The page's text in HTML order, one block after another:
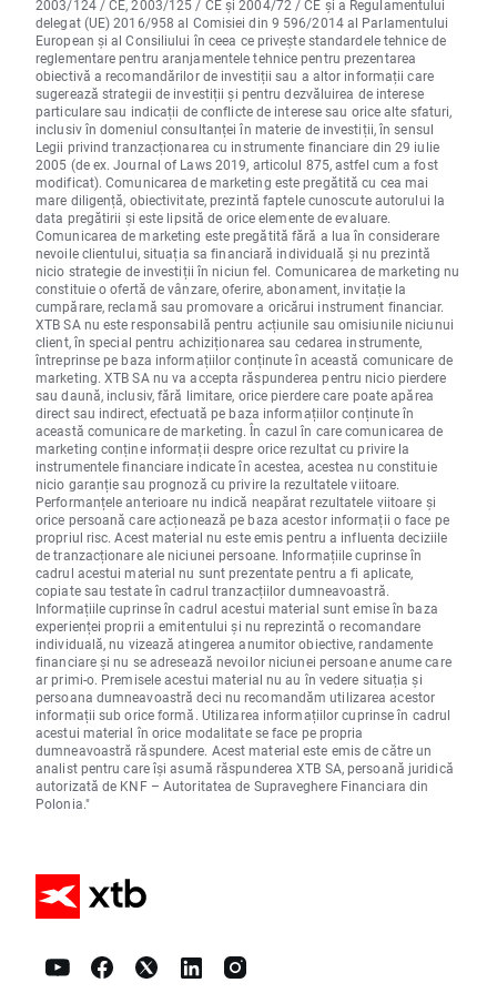
2003/124 / CE, 2003/125 / CE și 2004/72 / CE și a Regulamentului
delegat (UE) 2016/958 al Comisiei din 9 596/2014 al Parlamentului
European și al Consiliului în ceea ce privește standardele tehnice de
reglementare pentru aranjamentele tehnice pentru prezentarea
obiectivă a recomandărilor de investiții sau a altor informații care
sugerează strategii de investiții și pentru dezvăluirea de interese
particulare sau indicații de conflicte de interese sau orice alte sfaturi,
inclusiv în domeniul consultanței în materie de investiții, în sensul
Legii privind tranzacționarea cu instrumente financiare din 29 iulie
2005 (de ex. Journal of Laws 2019, articolul 875, astfel cum a fost
modificat). Comunicarea de marketing este pregătită cu cea mai
mare diligență, obiectivitate, prezintă faptele cunoscute autorului la
data pregătirii și este lipsită de orice elemente de evaluare.
Comunicarea de marketing este pregătită fără a lua în considerare
nevoile clientului, situația sa financiară individuală și nu prezintă
nicio strategie de investiții în niciun fel. Comunicarea de marketing nu
constituie o ofertă de vânzare, oferire, abonament, invitație la
cumpărare, reclamă sau promovare a oricărui instrument financiar.
XTB SA nu este responsabilă pentru acțiunile sau omisiunile niciunui
client, în special pentru achiziționarea sau cedarea instrumente,
întreprinse pe baza informațiilor conținute în această comunicare de
marketing. XTB SA nu va accepta răspunderea pentru nicio pierdere
sau daună, inclusiv, fără limitare, orice pierdere care poate apărea
direct sau indirect, efectuată pe baza informațiilor conținute în
această comunicare de marketing. În cazul în care comunicarea de
marketing conține informații despre orice rezultat cu privire la
instrumentele financiare indicate în acestea, acestea nu constituie
nicio garanție sau prognoză cu privire la rezultatele viitoare.
Performanțele anterioare nu indică neapărat rezultatele viitoare și
orice persoană care acționează pe baza acestor informații o face pe
propriul risc. Acest material nu este emis pentru a influenta deciziile
de tranzacționare ale niciunei persoane. Informațiile cuprinse în
cadrul acestui material nu sunt prezentate pentru a fi aplicate,
copiate sau testate în cadrul tranzacțiilor dumneavoastră.
Informațiile cuprinse în cadrul acestui material sunt emise în baza
experienței proprii a emitentului și nu reprezintă o recomandare
individuală, nu vizează atingerea anumitor obiective, randamente
financiare și nu se adresează nevoilor niciunei persoane anume care
ar primi-o. Premisele acestui material nu au în vedere situația și
persoana dumneavoastră deci nu recomandăm utilizarea acestor
informații sub orice formă. Utilizarea informațiilor cuprinse în cadrul
acestui material în orice modalitate se face pe propria
dumneavoastră răspundere. Acest material este emis de către un
analist pentru care își asumă răspunderea XTB SA, persoană juridică
autorizată de KNF – Autoritatea de Supraveghere Financiara din
Polonia."